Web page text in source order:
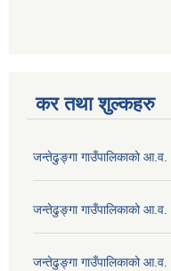
कर तथा शुल्कहरु
जन्तेढुङ्गा गाउँपालिकाको
जन्तेढुङ्गा गाउँपालिकाको
जन्तेढुङ्गा गाउँपालिकाको